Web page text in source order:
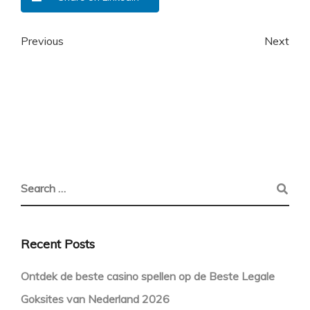
Previous Next
Recent Posts
Ontdek de beste casino spellen op de Beste Legale
Goksites van Nederland 2026